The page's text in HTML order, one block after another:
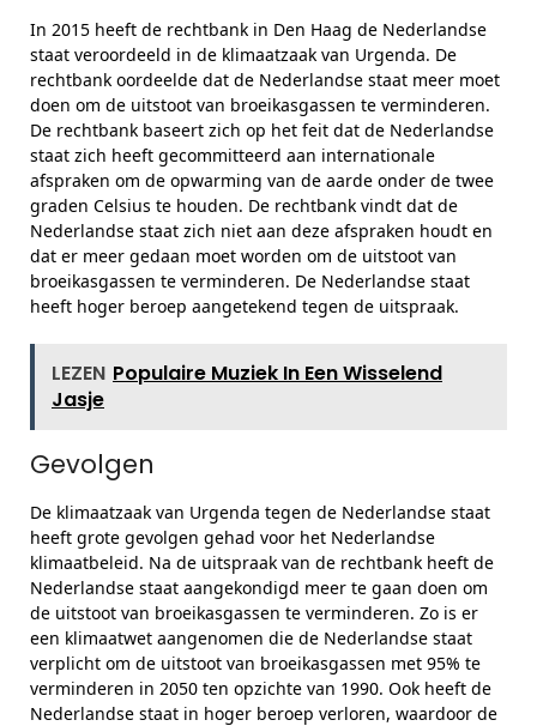
In 2015 heeft de rechtbank in Den Haag de Nederlandse
staat veroordeeld in de klimaatzaak van Urgenda. De
rechtbank oordeelde dat de Nederlandse staat meer moet
doen om de uitstoot van broeikasgassen te verminderen.
De rechtbank baseert zich op het feit dat de Nederlandse
staat zich heeft gecommitteerd aan internationale
afspraken om de opwarming van de aarde onder de twee
graden Celsius te houden. De rechtbank vindt dat de
Nederlandse staat zich niet aan deze afspraken houdt en
dat er meer gedaan moet worden om de uitstoot van
broeikasgassen te verminderen. De Nederlandse staat
heeft hoger beroep aangetekend tegen de uitspraak.
LEZEN Populaire Muziek In Een Wisselend
Jasje
Gevolgen
De klimaatzaak van Urgenda tegen de Nederlandse staat
heeft grote gevolgen gehad voor het Nederlandse
klimaatbeleid. Na de uitspraak van de rechtbank heeft de
Nederlandse staat aangekondigd meer te gaan doen om
de uitstoot van broeikasgassen te verminderen. Zo is er
een klimaatwet aangenomen die de Nederlandse staat
verplicht om de uitstoot van broeikasgassen met 95% te
verminderen in 2050 ten opzichte van 1990. Ook heeft de
Nederlandse staat in hoger beroep verloren, waardoor de